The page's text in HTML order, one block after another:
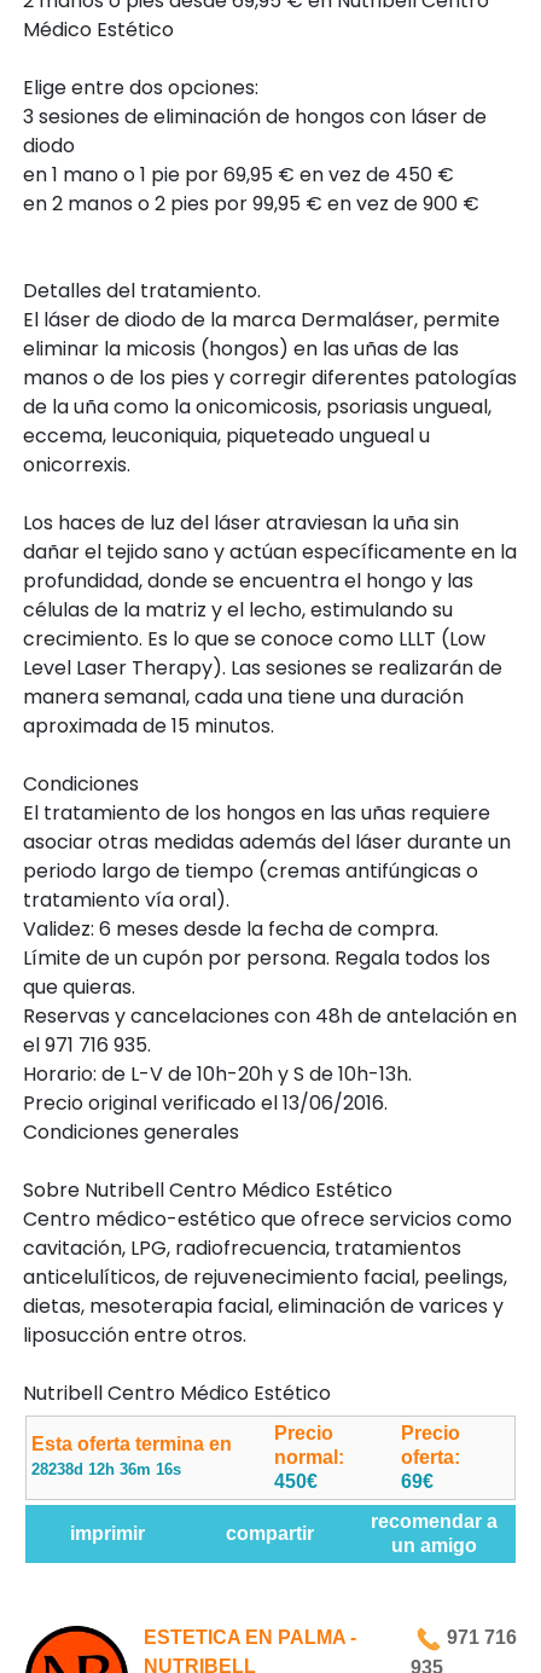
Médico Estético
Elige entre dos opciones:
3 sesiones de eliminación de hongos con láser de
diodo
en 1 mano o 1 pie por 69,95 € en vez de 450 €
en 2 manos o 2 pies por 99,95 € en vez de 900 €
Detalles del tratamiento.
El láser de diodo de la marca Dermaláser, permite
eliminar la micosis (hongos) en las uñas de las
manos o de los pies y corregir diferentes patologías
de la uña como la onicomicosis, psoriasis ungueal,
eccema, leuconiquia, piqueteado ungueal u
onicorrexis.
Los haces de luz del láser atraviesan la uña sin
dañar el tejido sano y actúan específicamente en la
profundidad, donde se encuentra el hongo y las
células de la matriz y el lecho, estimulando su
crecimiento. Es lo que se conoce como LLLT (Low
Level Laser Therapy). Las sesiones se realizarán de
manera semanal, cada una tiene una duración
aproximada de 15 minutos.
Condiciones
El tratamiento de los hongos en las uñas requiere
asociar otras medidas además del láser durante un
periodo largo de tiempo (cremas antifúngicas o
tratamiento vía oral).
Validez: 6 meses desde la fecha de compra.
Límite de un cupón por persona. Regala todos los
que quieras.
Reservas y cancelaciones con 48h de antelación en
el 971 716 935.
Horario: de L-V de 10h-20h y S de 10h-13h.
Precio original verificado el 13/06/2016.
Condiciones generales
Sobre Nutribell Centro Médico Estético
Centro médico-estético que ofrece servicios como
cavitación, LPG, radiofrecuencia, tratamientos
anticelulíticos, de rejuvenecimiento facial, peelings,
dietas, mesoterapia facial, eliminación de varices y
liposucción entre otros.
Nutribell Centro Médico Estético
Esta oferta termina en
28238d 12h 36m 15s
Precio
normal:
450€
Precio
oferta:
69€
imprimir compartir
recomendar a
un amigo
ESTETICA EN PALMA -
NUTRIBELL
971 716
935